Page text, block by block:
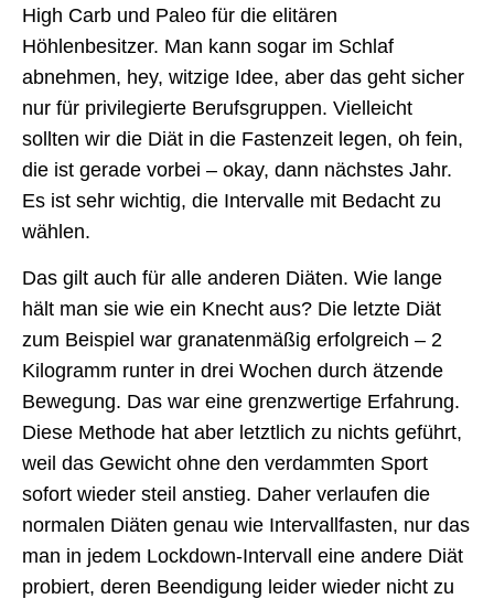
High Carb und Paleo für die elitären
Höhlenbesitzer. Man kann sogar im Schlaf
abnehmen, hey, witzige Idee, aber das geht sicher
nur für privilegierte Berufsgruppen. Vielleicht
sollten wir die Diät in die Fastenzeit legen, oh fein,
die ist gerade vorbei – okay, dann nächstes Jahr.
Es ist sehr wichtig, die Intervalle mit Bedacht zu
wählen.
Das gilt auch für alle anderen Diäten. Wie lange
hält man sie wie ein Knecht aus? Die letzte Diät
zum Beispiel war granatenmäßig erfolgreich – 2
Kilogramm runter in drei Wochen durch ätzende
Bewegung. Das war eine grenzwertige Erfahrung.
Diese Methode hat aber letztlich zu nichts geführt,
weil das Gewicht ohne den verdammten Sport
sofort wieder steil anstieg. Daher verlaufen die
normalen Diäten genau wie Intervallfasten, nur das
man in jedem Lockdown-Intervall eine andere Diät
probiert, deren Beendigung leider wieder nicht zu